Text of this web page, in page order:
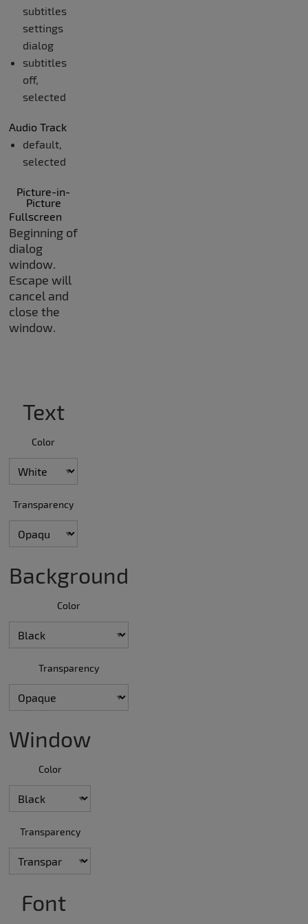
subtitles
settings
dialog
subtitles
off,
selected
Audio Track
default,
selected
Picture-in-
Picture
Fullscreen
Beginning of
dialog
window.
Escape will
cancel and
close the
window.
Text
Color
Transparency
Background
Color
Transparency
Window
Color
Transparency
Font